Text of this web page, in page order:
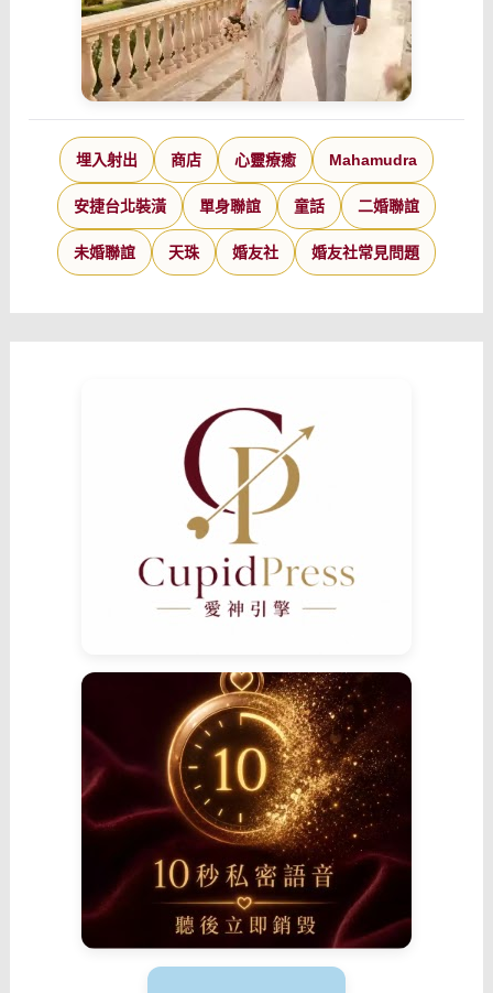
埋入射出 商店 心靈療癒 Mahamudra
安捷台北裝潢 單身聯誼 童話 二婚聯誼
未婚聯誼 天珠 婚友社 婚友社常見問題